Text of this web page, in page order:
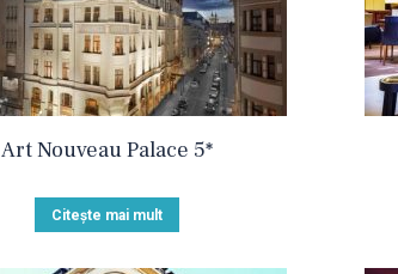
Art Nouveau Palace 5*
Citește mai mult